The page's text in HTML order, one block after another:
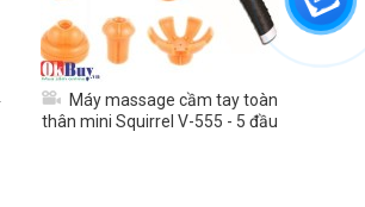
Máy massage cầm tay toàn
thân mini Squirrel V-555 - 5 đầu